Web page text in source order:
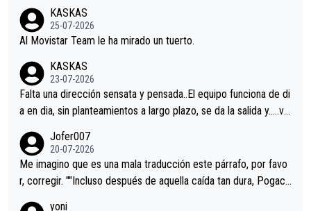
KASKAS
25-07-2026
Al Movistar Team le ha mirado un tuerto.
KASKAS
23-07-2026
Falta una dirección sensata y pensada..El equipo funciona de di
a en dia, sin planteamientos a largo plazo, se da la salida y…..ve
Minguez, Velez etc etc.Me da pena vivir estos momentos tan
tristes sin victorias.
Jofer007
20-07-2026
Me imagino que es una mala traducción este párrafo, por favo
r, corregir. ""Incluso después de aquella caída tan dura, Pogaca
yoni